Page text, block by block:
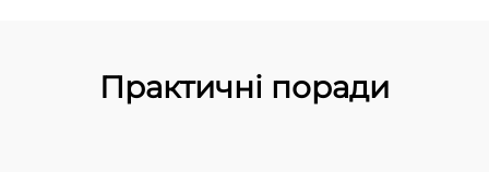
Практичні поради